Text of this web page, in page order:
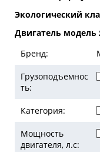
Экологический
Двигатель модель
Бренд:
Грузоподъемнос
ть:
Категория:
Мощность
двигателя, л.с: